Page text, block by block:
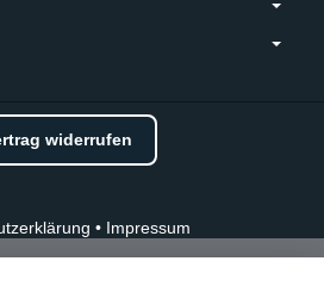
widerrufen
• Impressum